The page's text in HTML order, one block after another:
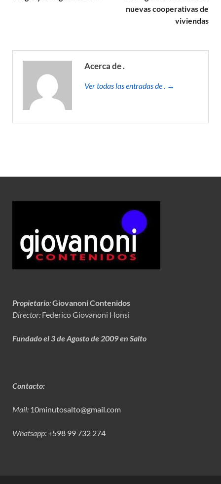
nuevas cooperativas de
viviendas
Acerca de .
Ver todas las entradas de . →
Propietario:Giovanoni Contenidos
Director: Federico Giovanoni Honsi
Fundado el 3 de Agosto de 2009 en Salto
Contacto:
Mail: 10minutosalto@gmail.com
Whatsapp:+598 99 732 274